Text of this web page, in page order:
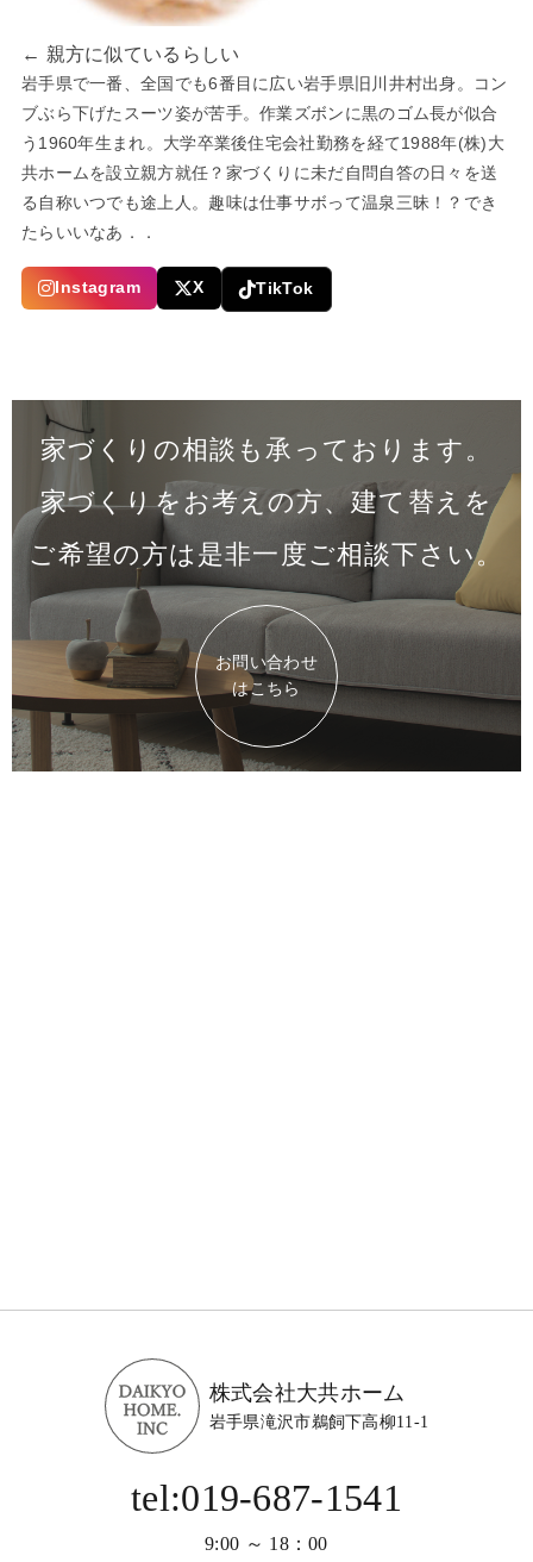
← 親方に似ているらしい
岩手県で一番、全国でも6番目に広い岩手県旧川井村出身。コン
ブぶら下げたスーツ姿が苦手。作業ズボンに黒のゴム長が似合
う1960年生まれ。大学卒業後住宅会社勤務を経て1988年(株)大
共ホームを設立親方就任？家づくりに未だ自問自答の日々を送
る自称いつでも途上人。趣味は仕事サボって温泉三昧！？でき
たらいいなあ．．
Instagram X TikTok
家づくりの相談も承っております。
家づくりをお考えの方、建て替えを
ご希望の方は是非一度ご相談下さい。
お問い合わせ
はこちら
株式会社大共ホーム
岩手県滝沢市鵜飼下高柳11-1
tel:019-687-1541
9:00 ～ 18：00